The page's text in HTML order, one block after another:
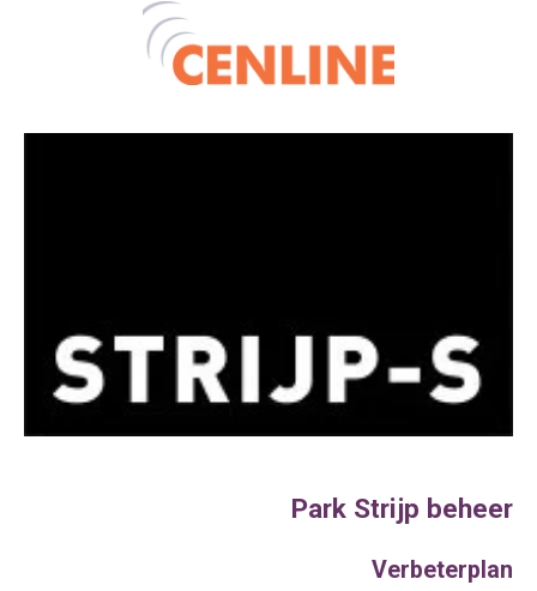
Park Strijp beheer
Verbeterplan